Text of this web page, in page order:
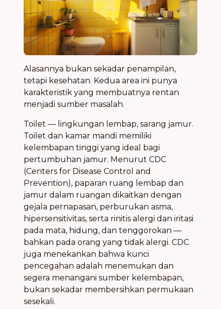
Alasannya bukan sekadar penampilan,
tetapi kesehatan. Kedua area ini punya
karakteristik yang membuatnya rentan
menjadi sumber masalah.
Toilet — lingkungan lembap, sarang jamur.
Toilet dan kamar mandi memiliki
kelembapan tinggi yang ideal bagi
pertumbuhan jamur. Menurut CDC
(Centers for Disease Control and
Prevention), paparan ruang lembap dan
jamur dalam ruangan dikaitkan dengan
gejala pernapasan, perburukan asma,
hipersensitivitas, serta rinitis alergi dan iritasi
pada mata, hidung, dan tenggorokan —
bahkan pada orang yang tidak alergi. CDC
juga menekankan bahwa kunci
pencegahan adalah menemukan dan
segera menangani sumber kelembapan,
bukan sekadar membersihkan permukaan
sesekali.